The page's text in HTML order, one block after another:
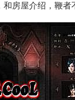
房屋介绍，鞭者